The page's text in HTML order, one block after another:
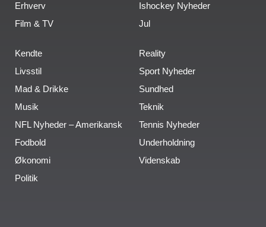
Erhverv
Film & TV
Ishockey Nyheder
Jul
Kendte
Livsstil
Mad & Drikke
Musik
NFL Nyheder – Amerikansk
Fodbold
Økonomi
Politik
Reality
Sport Nyheder
Sundhed
Teknik
Tennis Nyheder
Underholdning
Videnskab